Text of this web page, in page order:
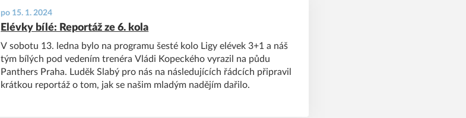
po 15. 1. 2024
Elévky bílé: Reportáž ze 6. kola
V sobotu 13. ledna bylo na programu šesté kolo Ligy elévek 3+1 a náš
tým bílých pod vedením trenéra Vládi Kopeckého vyrazil na půdu
Panthers Praha. Luděk Slabý pro nás na následujících řádcích připravil
krátkou reportáž o tom, jak se našim mladým nadějím dařilo.